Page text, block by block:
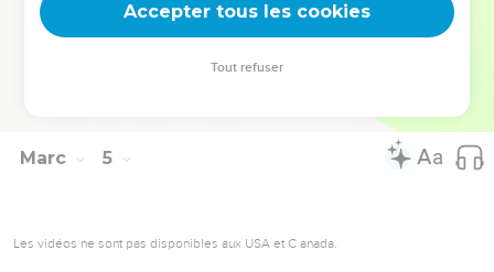
n'avez-vous point de foi ?
Et ils furent saisis d'une fort grande crainte, et ils se
Marc 5
Les vidéos ne sont pas disponibles aux USA et C anada.
Accepter tous les cookies
Tout refuser